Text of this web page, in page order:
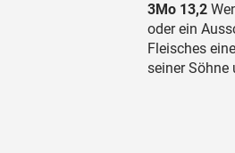
3Mo 13,2
oder ein
Fleisches
seiner Söhne